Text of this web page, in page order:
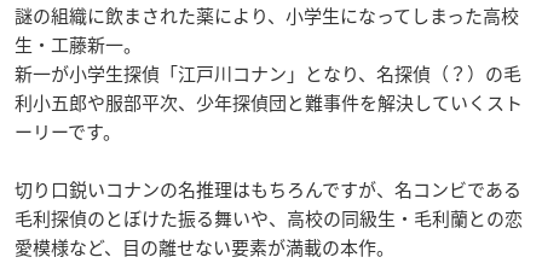
謎の組織に飲まされた薬により、小学生になってしまった高校
生・工藤新一。
新一が小学生探偵「江戸川コナン」となり、名探偵（？）の毛
利小五郎や服部平次、少年探偵団と難事件を解決していくスト
ーリーです。
切り口鋭いコナンの名推理はもちろんですが、名コンビである
毛利探偵のとぼけた振る舞いや、高校の同級生・毛利蘭との恋
愛模様など、目の離せない要素が満載の本作。